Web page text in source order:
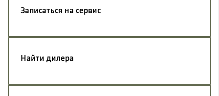
Записаться на сервис
Найти дилера